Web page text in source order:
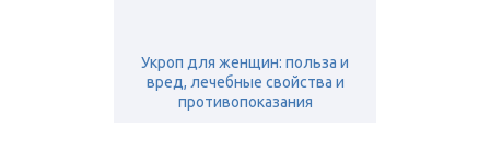
Укроп для женщин: польза и
вред, лечебные свойства и
противопоказания